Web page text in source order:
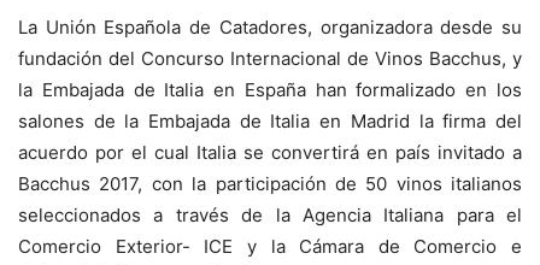
La Unión Española de Catadores, organizadora desde su
fundación del Concurso Internacional de Vinos Bacchus, y
la Embajada de Italia en España han formalizado en los
salones de la Embajada de Italia en Madrid la firma del
acuerdo por el cual Italia se convertirá en país invitado a
Bacchus 2017, con la participación de 50 vinos italianos
seleccionados a través de la Agencia Italiana para el
Comercio Exterior- ICE y la Cámara de Comercio e